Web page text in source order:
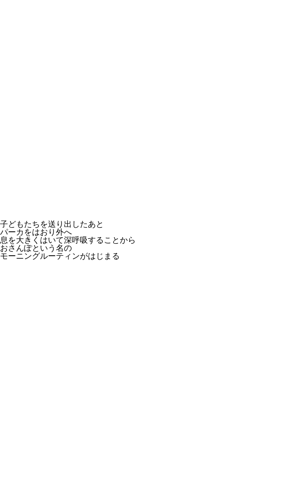
子どもたちを送り出したあと
パーカをはおり外へ
息を大きくはいて深呼吸することから
おさんぽという名の
モーニングルーティンがはじまる